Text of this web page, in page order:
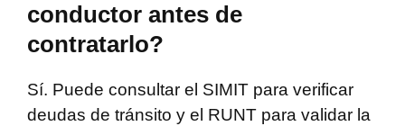
conductor antes de
contratarlo?
Sí. Puede consultar el SIMIT para verificar
deudas de tránsito y el RUNT para validar la